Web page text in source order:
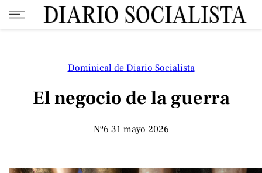
Dominical de Diario Socialista
El negocio de la guerra
Nº6 31 mayo 2026